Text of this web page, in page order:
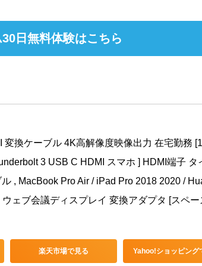
日無料体験はこちら
変換ケーブル 4K高解像度映像出力 在宅勤務
3 USB C HDMI スマホ ] HDMI端子 タ
, MacBook Pro Air / iPad Pro 2018 2020 /
ェブ会議ディスプレイ 変換アダプタ [スペー
楽天市場で見る Yahoo!ショッピング